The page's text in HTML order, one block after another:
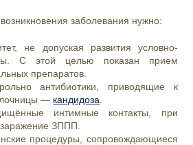
заболевания нужно:
не допуская развития условно-
С этой целью показан прием
препаратов.
антибиотики, приводящие к
— кандидоза
интимные контакты, при
ЗППП.
процедуры, сопровождающиеся